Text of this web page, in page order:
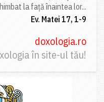
la față înaintea lor...
Ev. Matei 17, 1-9
doxologia.ro
în site-ul tău!